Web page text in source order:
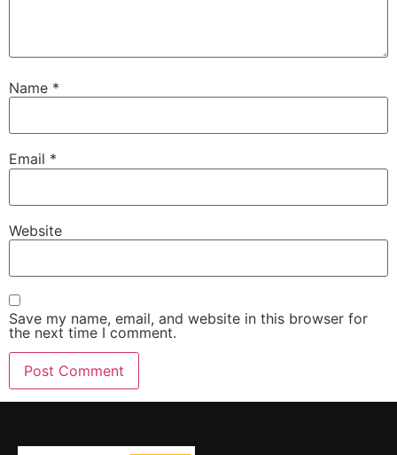
Name *
Email *
Website
Save my name, email, and website in this browser for
the next time I comment.